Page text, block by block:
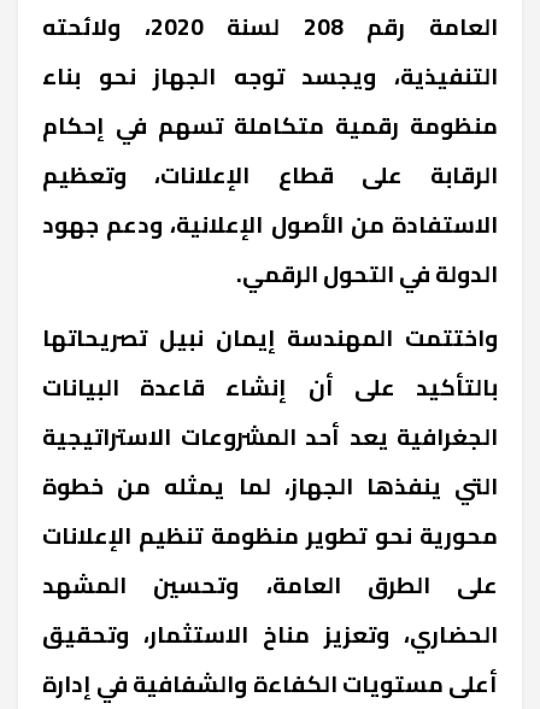
العامة رقم 208 لسنة 2020، ولائحته
التنفيذية، ويجسد توجه الجهاز نحو بناء
منظومة رقمية متكاملة تسهم في إحكام
الرقابة على قطاع الإعلانات، وتعظيم
الاستفادة من الأصول الإعلانية، ودعم جهود
الدولة في التحول الرقمي.
واختتمت المهندسة إيمان نبيل تصريحاتها
بالتأكيد على أن إنشاء قاعدة البيانات
الجغرافية يعد أحد المشروعات الاستراتيجية
التي ينفذها الجهاز، لما يمثله من خطوة
محورية نحو تطوير منظومة تنظيم الإعلانات
على الطرق العامة، وتحسين المشهد
الحضاري، وتعزيز مناخ الاستثمار، وتحقيق
أعلى مستويات الكفاءة والشفافية في إدارة